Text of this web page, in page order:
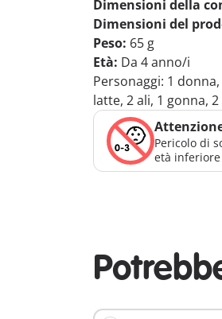
Dimensioni della
Dimensioni del
Peso: 65 g
Età: Da 4 anno/i
Personaggi: 1
latte, 2 ali, 1 gonna,
Pericolo di
età